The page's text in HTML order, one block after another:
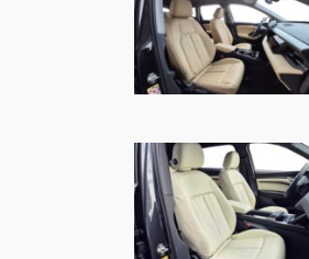
Audi Q6, Alba
Buffalino Leder
Samt Beige